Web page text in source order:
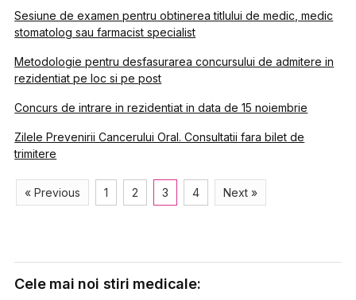
Sesiune de examen pentru obtinerea titlului de medic, medic
stomatolog sau farmacist specialist
Metodologie pentru desfasurarea concursului de admitere in
rezidentiat pe loc si pe post
Concurs de intrare in rezidentiat in data de 15 noiembrie
Zilele Prevenirii Cancerului Oral. Consultatii fara bilet de
trimitere
« Previous 1 2 3 4 Next »
Cele mai noi stiri medicale: